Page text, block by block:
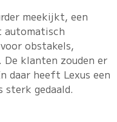
meekijkt, een
automatisch
obstakels,
De klanten zouden er
daar heeft Lexus een
sterk gedaald.